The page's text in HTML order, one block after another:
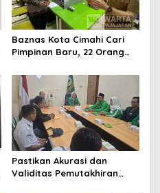
Baznas Kota Cimahi Cari
Pimpinan Baru, 22 Orang
Pastikan Akurasi dan
Validitas Pemutakhiran